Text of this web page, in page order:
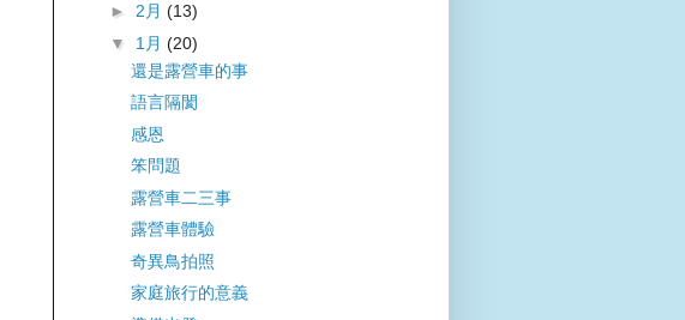
► 2月 (13)
▼ 1月 (20)
還是露營車的事
語言隔閡
感恩
笨問題
露營車二三事
露營車體驗
奇異鳥拍照
家庭旅行的意義